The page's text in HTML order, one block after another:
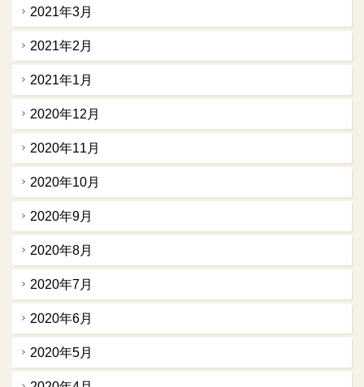
2021年3月
2021年2月
2021年1月
2020年12月
2020年11月
2020年10月
2020年9月
2020年8月
2020年7月
2020年6月
2020年5月